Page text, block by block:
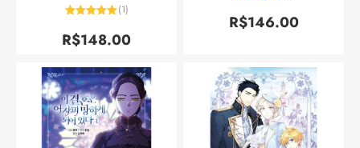
de 5
(1)
R$148.00
de 5
R$146.00